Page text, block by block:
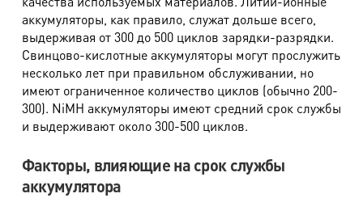
аккумуляторы, как правило, служат дольше всего,
выдерживая от 300 до 500 циклов зарядки-разрядки.
Свинцово-кислотные аккумуляторы могут прослужить
несколько лет при правильном обслуживании, но
имеют ограниченное количество циклов (обычно 200-
300). NiMH аккумуляторы имеют средний срок службы
и выдерживают около 300-500 циклов.
Факторы, влияющие на срок службы
аккумулятора